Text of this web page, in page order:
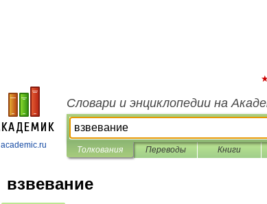
academic.ru
Словари и энциклопедии на
Толкования Переводы Книги
взвевание